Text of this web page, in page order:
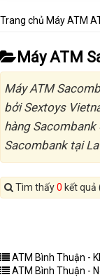
Trang chủ Máy ATM
Máy ATM
Máy ATM
bởi Sextoys
hàng Sacombank
Sacombank tại
Tìm thấy0 kết quả
ATM Bình Thuận -
ATM Bình Thuận -